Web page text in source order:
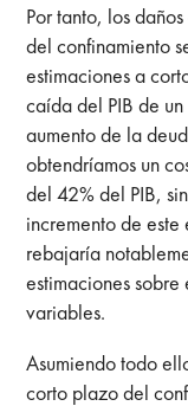
Por tanto, los
del confinamiento
estimaciones a
caída del PIB de
aumento de la
obtendríamos un
del 42% del PIB,
incremento de
rebajaría
estimaciones
variables.
Asumiendo todo
corto plazo del